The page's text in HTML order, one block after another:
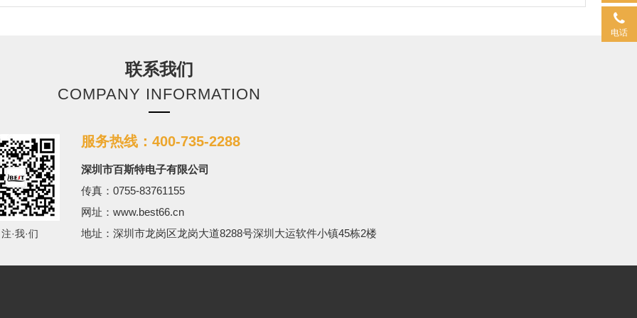
联系我们
COMPANY INFORMATION
·我·们
服务热线：400-735-2288
深圳市百斯特电子有限公司
传真：0755-83761155
网址：www.best66.cn
地址：深圳市龙岗区龙岗大道8288号深圳大运软件小镇45栋2楼
电话